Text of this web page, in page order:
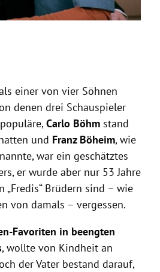
einer von vier Söhnen
denen drei Schauspieler
Carlo Böhm stand
und Franz Böheim, wie
war ein geschätztes
er wurde aber nur 53 Jahre
„Fredis“ Brüdern sind – wie
von damals – vergessen.
Favoriten in beengten
, wollte von Kindheit an
der Vater bestand darauf,